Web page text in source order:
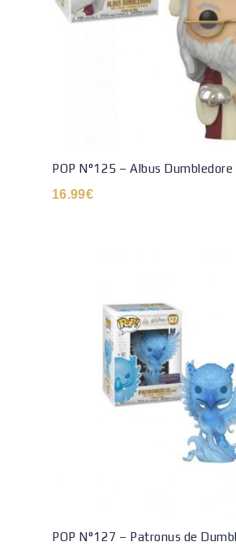
POP N°125 – Albus Dumbledore
16.99€
POP N°127 – Patronus de